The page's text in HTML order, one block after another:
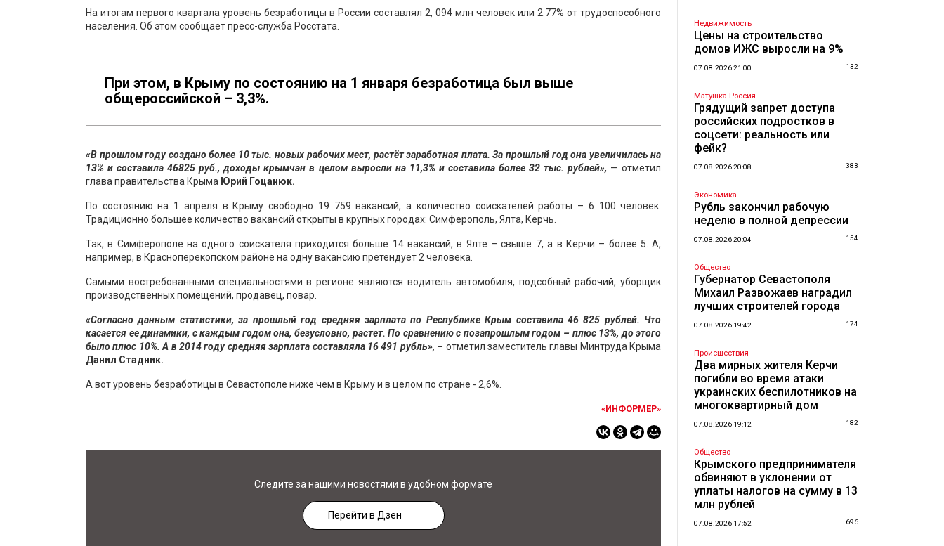
На итогам первого квартала уровень безработицы в России составлял 2, 094 млн человек или 2.77% от трудоспособного
населения. Об этом сообщает пресс-служба Росстата.
При этом, в Крыму по состоянию на 1 января безработица был выше
общероссийской – 3,3%.
«В прошлом году создано более 10 тыс. новых рабочих мест, растёт заработная плата. За прошлый год она увеличилась на
13% и составила 46825 руб., доходы крымчан в целом выросли на 11,3% и составила более 32 тыс. рублей», — отметил
глава правительства Крыма Юрий Гоцанюк.
По состоянию на 1 апреля в Крыму свободно 19 759 вакансий, а количество соискателей работы – 6 100 человек.
Традиционно большее количество вакансий открыты в крупных городах: Симферополь, Ялта, Керчь.
Так, в Симферополе на одного соискателя приходится больше 14 вакансий, в Ялте – свыше 7, а в Керчи – более 5. А,
например, в Красноперекопском районе на одну вакансию претендует 2 человека.
Самыми востребованными специальностями в регионе являются водитель автомобиля, подсобный рабочий, уборщик
производственных помещений, продавец, повар.
«Согласно данным статистики, за прошлый год средняя зарплата по Республике Крым составила 46 825 рублей. Что
касается ее динамики, с каждым годом она, безусловно, растет. По сравнению с позапрошлым годом – плюс 13%, до этого
было плюс 10%. А в 2014 году средняя зарплата составляла 16 491 рубль», – отметил заместитель главы Минтруда Крыма
Данил Стадник.
А вот уровень безработицы в Севастополе ниже чем в Крыму и в целом по стране - 2,6%.
«ИНФОРМЕР»
Следите за нашими новостями в удобном формате
Перейти в Дзен
Недвижимость
Цены на строительство
домов ИЖС выросли на 9%
07.08.2026 21:00 132
Матушка Россия
Грядущий запрет доступа
российских подростков в
соцсети: реальность или
фейк?
07.08.2026 20:08 383
Экономика
Рубль закончил рабочую
неделю в полной депрессии
07.08.2026 20:04 154
Общество
Губернатор Севастополя
Михаил Развожаев наградил
лучших строителей города
07.08.2026 19:42 174
Происшествия
Два мирных жителя Керчи
погибли во время атаки
украинских беспилотников на
многоквартирный дом
07.08.2026 19:12 182
Общество
Крымского предпринимателя
обвиняют в уклонении от
уплаты налогов на сумму в 13
млн рублей
07.08.2026 17:52 696